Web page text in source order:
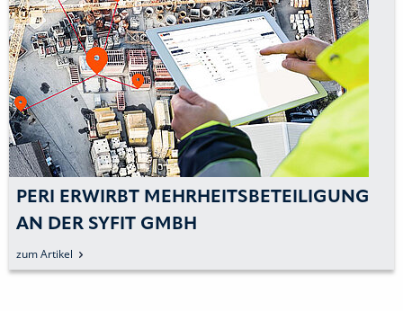
PERI ERWIRBT MEHRHEITSBETEILIGUNG
AN DER SYFIT GMBH
zum Artikel